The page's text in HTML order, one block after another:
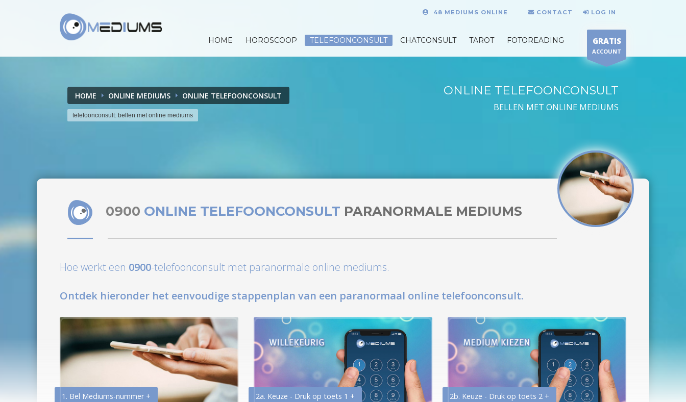
48 MEDIUMS ONLINE CONTACT LOG IN
HOME HOROSCOOP TELEFOONCONSULT CHATCONSULT TAROT FOTOREADING GRATIS
ACCOUNT
HOME ONLINE MEDIUMS ONLINE TELEFOONCONSULT
telefoonconsult: bellen met online mediums
ONLINE TELEFOONCONSULT
BELLEN MET ONLINE MEDIUMS
0900 ONLINE TELEFOONCONSULT PARANORMALE MEDIUMS
Hoe werkt een 0900-telefoonconsult met paranormale online mediums.
Ontdek hieronder het eenvoudige stappenplan van een paranormaal online telefoonconsult.
1. Bel Mediums-nummer + 2a. Keuze - Druk op toets 1 + 2b. Keuze - Druk op toets 2 +